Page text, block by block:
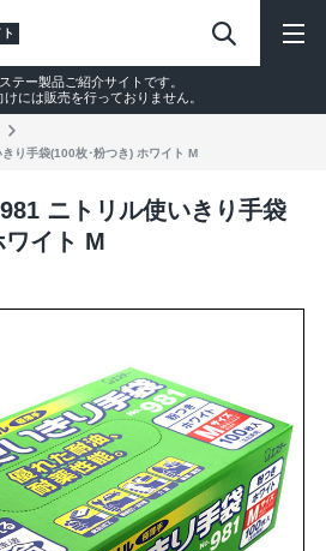
テー製品ご紹介サイトです。
には販売を行っておりません。
り手袋(100枚･粉つき) ホワイト M
ニトリル使いきり手袋
イト M